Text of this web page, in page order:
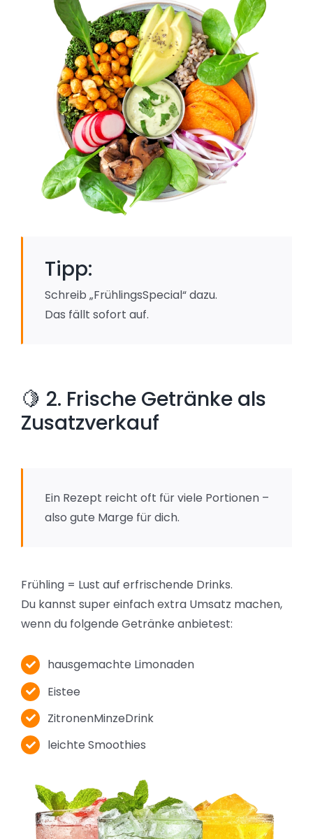
Tipp:
Schreib „FrühlingsSpecial“ dazu.
Das fällt sofort auf.
🍋 2. Frische Getränke als
Zusatzverkauf
Frühling = Lust auf erfrischende Drinks.
Du kannst super einfach extra Umsatz machen,
wenn du folgende Getränke anbietest:
hausgemachte Limonaden
Eistee
ZitronenMinzeDrink
leichte Smoothies
Ein Rezept reicht oft für viele Portionen –
also gute Marge für dich.